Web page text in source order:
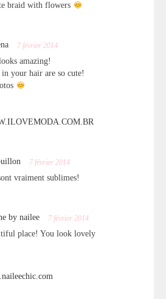
braid with flowers
7 février 2014
amazing!
your hair are so cute!
7 février 2014
vraiment sublimes!
by nailee 7 février 2014
place! You look lovely